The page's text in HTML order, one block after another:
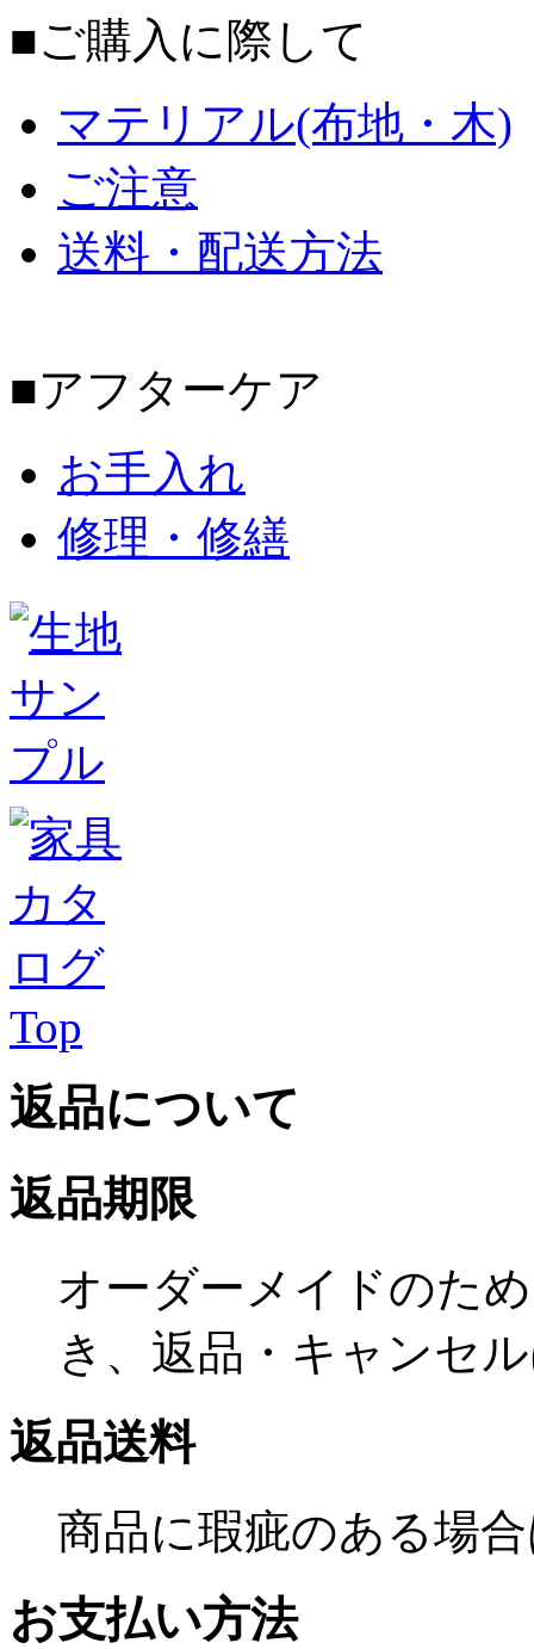
■ご購入に際して
マテリアル(布地・木)
ご注意
送料・配送方法
■アフターケア
お手入れ
修理・修繕
Top
返品について
返品期限
オーダーメイドのた
き、返品・キャンセ
返品送料
商品に瑕疵のある場
お支払い方法